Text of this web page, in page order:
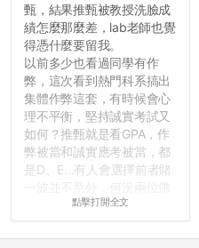
甄，結果推甄被教授洗臉成
績怎麼那麼差，lab老師也覺
得憑什麼要留我。
以前多少也看過同學有作
弊，這次看到熱門科系搞出
集體作弊這套，有時候會心
理不平衡，堅持誠實考試又
如何？推甄就是看GPA，作
弊被當和誠實應考被當，都
是D、E...有人會選擇前者賭
一波並不意外，何況兩位佛
心教授看起來要輕輕放下
點...，希望這次事件不要助
點擊打開全文